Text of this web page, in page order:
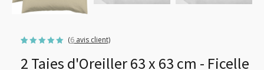
sur 5
basé sur
(6 avis client)
2 Taies d'Oreiller 63 x 63 cm - Ficelle